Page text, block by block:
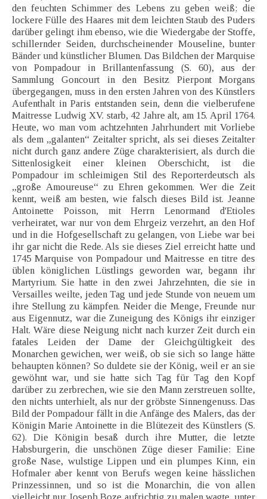
den feuchten Schimmer des Lebens zu geben weiß; die
lockere Fülle des Haares mit dem leichten Staub des Puders
darüber gelingt ihm ebenso, wie die Wiedergabe der Stoffe,
schillernder Seiden, durchscheinender Mouseline, bunter
Bänder und künstlicher Blumen. Das Bildchen der Marquise
von Pompadour in Brillantenfassung (S. 60), aus der
Sammlung Goncourt in den Besitz Pierpont Morgans
übergegangen, muss in den ersten Jahren von des Künstlers
Aufenthalt in Paris entstanden sein, denn die vielberufene
Maitresse Ludwig XV. starb, 42 Jahre alt, am 15. April 1764.
Heute, wo man vom achtzehnten Jahrhundert mit Vorliebe
als dem „galanten“ Zeitalter spricht, als sei dieses Zeitalter
nicht durch ganz andere Züge charakterisiert, als durch die
Sittenlosigkeit einer kleinen Oberschicht, ist die
Pompadour im schleimigen Stil des Reporterdeutsch als
„große Amoureuse“ zu Ehren gekommen. Wer die Zeit
kennt, weiß am besten, wie falsch dieses Bild ist. Jeanne
Antoinette Poisson, mit Herrn Lenormand d'Etioles
verheiratet, war nur von dem Ehrgeiz verzehrt, an den Hof
und in die Hofgesellschaft zu gelangen, von Liebe war bei
ihr gar nicht die Rede. Als sie dieses Ziel erreicht hatte und
1745 Marquise von Pompadour und Maitresse en titre des
üblen königlichen Lüstlings geworden war, begann ihr
Martyrium. Sie hatte in den zwei Jahrzehnten, die sie in
Versailles weilte, jeden Tag und jede Stunde von neuem um
ihre Stellung zu kämpfen. Neider die Menge, Freunde nur
aus Eigennutz, war die Zuneigung des Königs ihr einziger
Halt. Wäre diese Neigung nicht nach kurzer Zeit durch ein
fatales Leiden der Dame der Gleichgültigkeit des
Monarchen gewichen, wer weiß, ob sie sich so lange hätte
behaupten können? So duldete sie der König, weil er an sie
gewöhnt war, und sie hatte sich Tag für Tag den Kopf
darüber zu zerbrechen, wie sie den Mann zerstreuen sollte,
den nichts unterhielt, als nur der gröbste Sinnengenuss. Das
Bild der Pompadour fällt in die Anfänge des Malers, das der
Königin Marie Antoinette in die Blütezeit des Künstlers (S.
62). Die Königin besaß durch ihre Mutter, die letzte
Habsburgerin, die unschönen Züge dieser Familie: Eine
große Nase, wulstige Lippen und ein plumpes Kinn, ein
Hofmaler aber kennt von Berufs wegen keine hässlichen
Prinzessinnen, und so ist die Monarchin, die von allen